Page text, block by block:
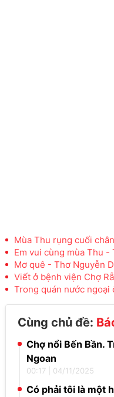
Mùa Thu rụng cuối
Em vui cùng mùa Thu -
Mơ quê - Thơ Nguyễn
Viết ở bệnh viện Chợ
Trong quán nước ngoại
Cùng chủ đề:
Chợ nổi Bến Bần.
Ngoan
00:17 04/11/2025
Có phải tôi là một